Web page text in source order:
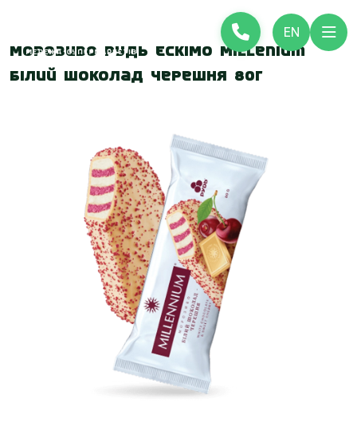
EN
Морозиво Рудь Ескімо Millenium
Білий шоколад черешня 80г